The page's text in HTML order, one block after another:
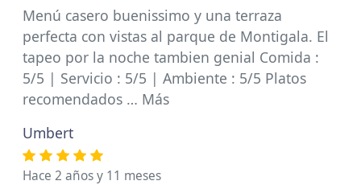
Menú casero buenissimo y una terraza
perfecta con vistas al parque de Montigala. El
tapeo por la noche tambien genial Comida :
5/5 | Servicio : 5/5 | Ambiente : 5/5 Platos
recomendados … Más
Umbert
Hace 2 años y 11 meses